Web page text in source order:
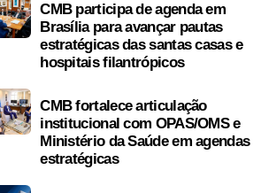
CMB participa de agenda em
Brasília para avançar pautas
estratégicas das santas casas e
hospitais filantrópicos
CMB fortalece articulação
institucional com OPAS/OMS e
Ministério da Saúde em agendas
estratégicas